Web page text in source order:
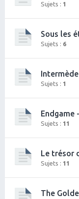
Sujets : 1
Sous les
Sujets : 6
Sujets : 1
Endgame
Sujets : 11
Le trésor
Sujets : 11
The